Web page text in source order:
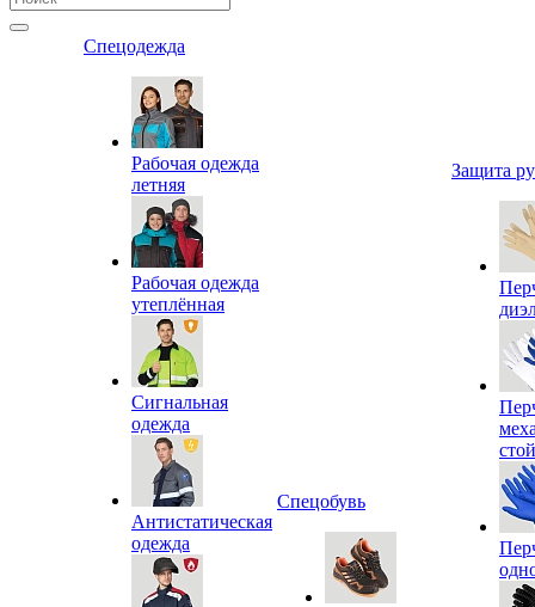
Спецодежда
Рабочая одежда
летняя
Рабочая одежда
утеплённая
Сигнальная
одежда
Антистатическая
одежда
Спецобувь
Защита